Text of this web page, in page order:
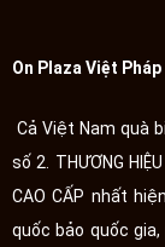
On Plaza Việt
Cả Việt Nam quà
số 2. THƯƠNG
CAO CẤP nhất
quốc bảo quốc